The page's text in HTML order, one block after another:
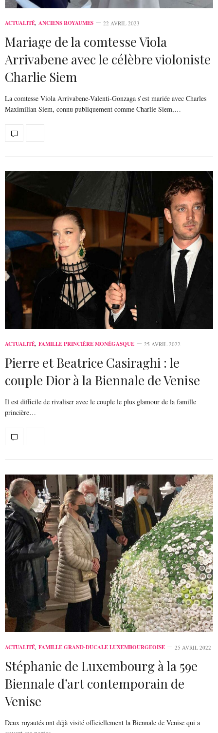
ACTUALITÉ, ANCIENS ROYAUMES 22 AVRIL 2023
Mariage de la comtesse Viola
Arrivabene avec le célèbre violoniste
Charlie Siem
La comtesse Viola Arrivabene-Valenti-Gonzaga s’est mariée avec Charles
Maximilian Siem, connu publiquement comme Charlie Siem,…
ACTUALITÉ, FAMILLE PRINCIÈRE MONÉGASQUE 25 AVRIL 2022
Pierre et Beatrice Casiraghi : le
couple Dior à la Biennale de Venise
Il est difficile de rivaliser avec le couple le plus glamour de la famille
princière…
ACTUALITÉ, FAMILLE GRAND-DUCALE LUXEMBOURGEOISE 25 AVRIL 2022
Stéphanie de Luxembourg à la 59e
Biennale d’art contemporain de
Venise
Deux royautés ont déjà visité officiellement la Biennale de Venise qui a